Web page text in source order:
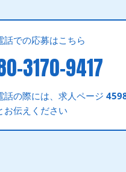
話での応募はこちら
3170-9417
話の際には、求人ページ
お伝えください